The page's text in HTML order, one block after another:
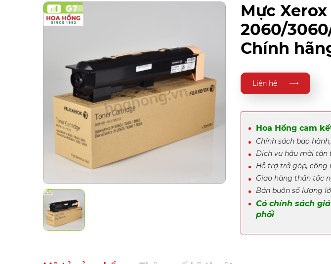
Mực Xerox
2060/
Chính
Liên hệ
Hoa Hồng cam
Chính sách bảo
Dịch vụ hậu mãi tận
Hỗ trợ trả góp, công
Giao hàng thần tốc
Bán buôn số lượng
Có chính sách
phối